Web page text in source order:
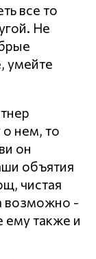
все то
Не
умейте
о нем, то
он
объятия
чистая
возможно -
ему также и